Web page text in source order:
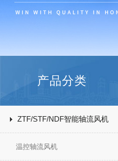
产品分类
ZTF/STF/NDF智能轴流风机
温控轴流风机